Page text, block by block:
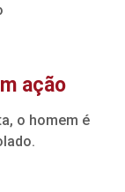
ação
o homem é